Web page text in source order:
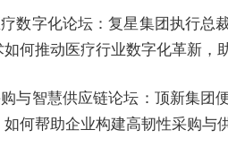
数字化论坛：复星集团执行总
何推动医疗行业数字化革新，
与智慧供应链论坛：顶新集团
何帮助企业构建高韧性采购与